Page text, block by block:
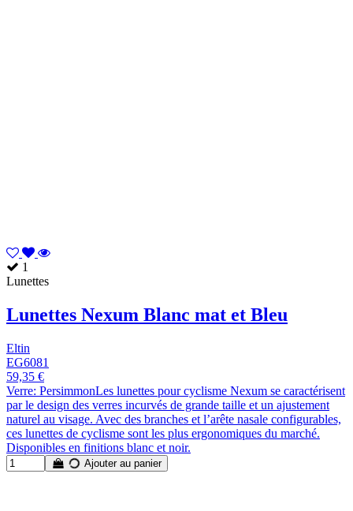
1
Lunettes
Lunettes Nexum Blanc mat et Bleu
Eltin
EG6081
59,35 €
Verre: PersimmonLes lunettes pour cyclisme Nexum se caractérisent
par le design des verres incurvés de grande taille et un ajustement
naturel au visage. Avec des branches et l’arête nasale configurables,
ces lunettes de cyclisme sont les plus ergonomiques du marché.
Disponibles en finitions blanc et noir.
Ajouter au panier